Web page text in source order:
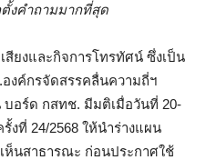
ตั้งคำถามมากที่สุด
ยงและกิจการโทรทัศน์ ซึ่งเป็น
งค์กรจัดสรรคลื่นความถี่ฯ
อร์ด กสทช. มีมติเมื่อวันที่ 20-
งที่ 24/2568 ให้นำร่างแผน
นสาธารณะ ก่อนประกาศใช้